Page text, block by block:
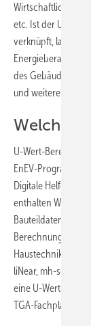
Wirtschaftlichkeit,
etc. Ist der U-Wert-
verknüpft, lassen
Energieberatung,
des Gebäude-
und weitere
Welche
U-Wert-
EnEV-Programme
Digitale Helfer für
enthalten
Haustechnik,
liNear, mh-
eine U-Wert-
TGA-Fachplaner,